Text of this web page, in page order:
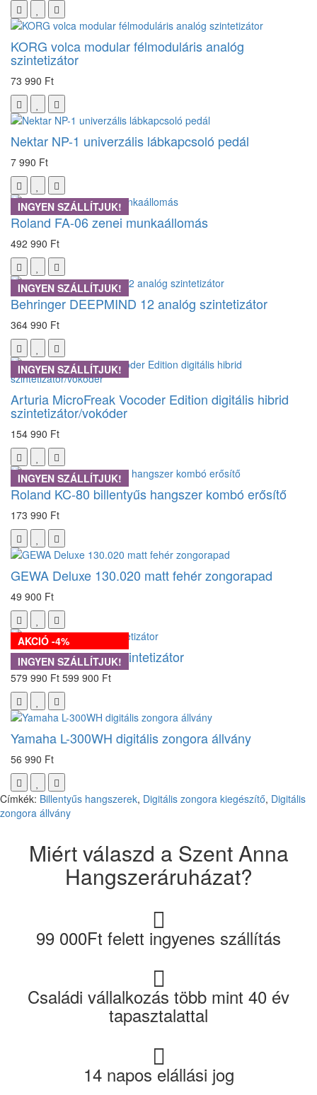
KORG volca modular félmoduláris analóg
szintetizátor
73 990 Ft
Nektar NP-1 univerzális lábkapcsoló pedál
7 990 Ft
INGYEN SZÁLLÍTJUK!
Roland FA-06 zenei munkaállomás
492 990 Ft
INGYEN SZÁLLÍTJUK!
Behringer DEEPMIND 12 analóg szintetizátor
364 990 Ft
INGYEN SZÁLLÍTJUK!
Arturia MicroFreak Vocoder Edition digitális hibrid
szintetizátor/vokóder
154 990 Ft
INGYEN SZÁLLÍTJUK!
Roland KC-80 billentyűs hangszer kombó erősítő
173 990 Ft
GEWA Deluxe 130.020 matt fehér zongorapad
49 900 Ft
AKCIÓ -4%
INGYEN SZÁLLÍTJUK!
Yamaha MODX6+ szintetizátor
579 990 Ft 599 900 Ft
Yamaha L-300WH digitális zongora állvány
56 990 Ft
Címkék: Billentyűs hangszerek, Digitális zongora kiegészítő, Digitális
zongora állvány
Miért válaszd a Szent Anna
Hangszeráruházat?
99 000Ft felett ingyenes szállítás
Családi vállalkozás több mint 40 év
tapasztalattal
14 napos elállási jog